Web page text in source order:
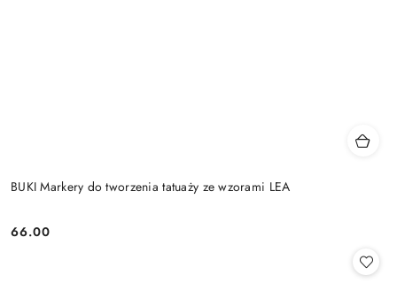
BUKI Markery do tworzenia tatuaży ze wzorami LEA
Cena:
66.00